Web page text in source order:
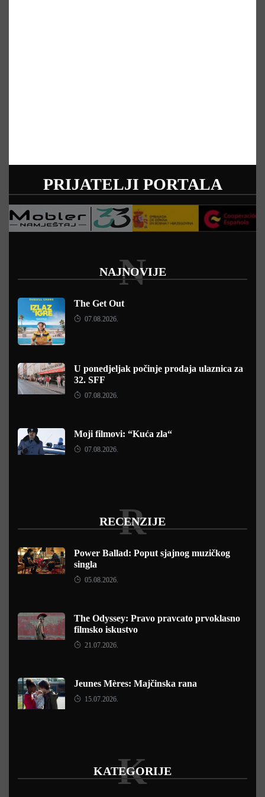
PRIJATELJI PORTALA
NAJNOVIJE
N
The Get Out
07.08.2026.
U ponedjeljak počinje prodaja ulaznica za
32. SFF
07.08.2026.
Moji filmovi: “Kuća zla“
07.08.2026.
RECENZIJE
R
Power Ballad: Poput sjajnog muzičkog
singla
05.08.2026.
The Odyssey: Pravo pravcato prvoklasno
filmsko iskustvo
21.07.2026.
Jeunes Mères: Majčinska rana
15.07.2026.
KATEGORIJE
K